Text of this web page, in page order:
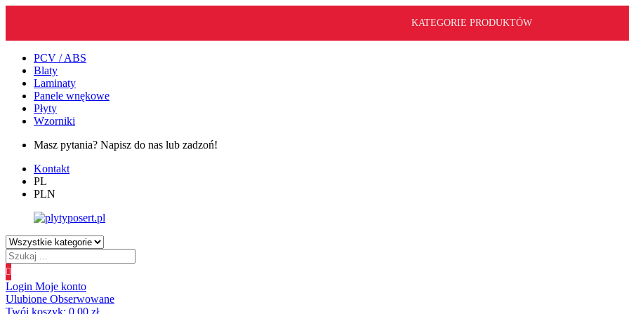
KATEGORIE PRODUKTÓW
PCV / ABS
Blaty
Laminaty
Panele wnękowe
Płyty
Wzorniki
Masz pytania? Napisz do nas lub zadzoń!
Kontakt
PL
PLN
Wyszukiwanie
produktów
Login Moje konto
Ulubione Obserwowane
Twój koszyk: 0.00 zł